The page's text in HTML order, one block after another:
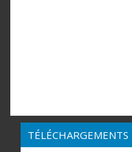
TÉLÉCHARGEMENTS